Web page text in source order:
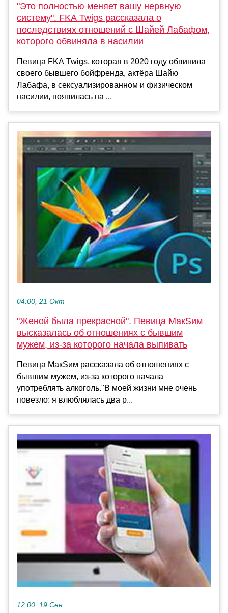
"Это полностью меняет вашу нервную
систему". FKA Twigs рассказала о
последствиях отношений с Шайей Лабафом,
которого обвиняла в насилии
Певица FKA Twigs, которая в 2020 году обвинила
своего бывшего бойфренда, актёра Шайю
Лабафа, в сексуализированном и физическом
насилии, появилась на ...
04:00, 21 Окт
"Женой была прекрасной". Певица МакSим
высказалась об отношениях с бывшим
мужем, из-за которого начала выпивать
Певица МакSим рассказала об отношениях с
бывшим мужем, из-за которого начала
употреблять алкоголь."В моей жизни мне очень
повезло: я влюблялась два р...
12:00, 19 Сен